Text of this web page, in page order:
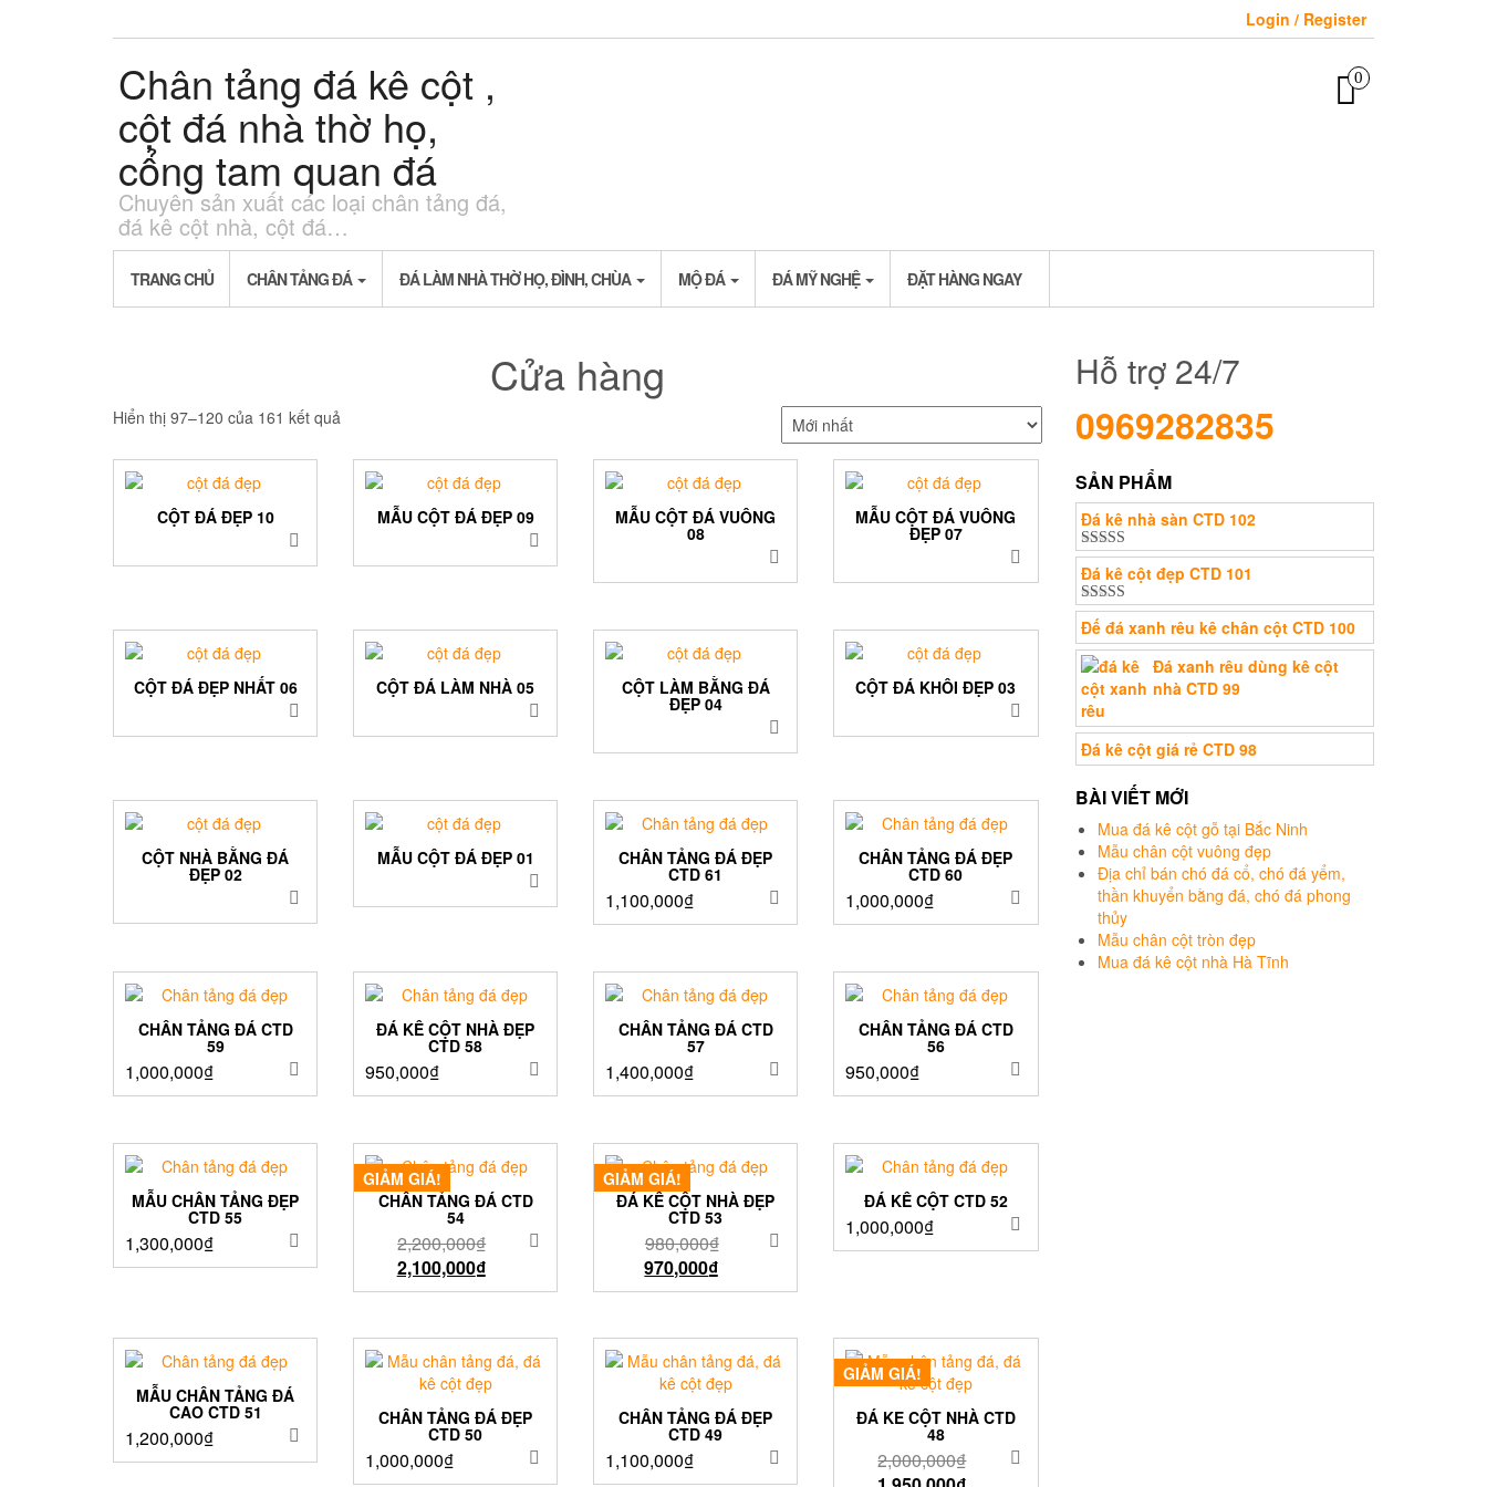
Login / Register
Chân tảng đá kê cột ,
cột đá nhà thờ họ,
cổng tam quan đá
Chuyên sản xuất các loại chân tảng đá,
đá kê cột nhà, cột đá…
0
TRANG CHỦ CHÂN TẢNG ĐÁ ĐÁ LÀM NHÀ THỜ HỌ, ĐÌNH, CHÙA MỘ ĐÁ ĐÁ MỸ NGHỆ ĐẶT HÀNG NGAY
Cửa hàng
Hiển thị 97–120 của 161 kết quả
CỘT ĐÁ ĐẸP 10 MẪU CỘT ĐÁ ĐẸP 09 MẪU CỘT ĐÁ VUÔNG
08
MẪU CỘT ĐÁ VUÔNG
ĐẸP 07
CỘT ĐÁ ĐẸP NHẤT 06 CỘT ĐÁ LÀM NHÀ 05 CỘT LÀM BẰNG ĐÁ
ĐẸP 04
CỘT ĐÁ KHÔI ĐẸP 03
CỘT NHÀ BẰNG ĐÁ
ĐẸP 02
MẪU CỘT ĐÁ ĐẸP 01 CHÂN TẢNG ĐÁ ĐẸP
CTD 61
1,100,000₫
CHÂN TẢNG ĐÁ ĐẸP
CTD 60
1,000,000₫
CHÂN TẢNG ĐÁ CTD
59
1,000,000₫
ĐÁ KÊ CỘT NHÀ ĐẸP
CTD 58
950,000₫
CHÂN TẢNG ĐÁ CTD
57
1,400,000₫
CHÂN TẢNG ĐÁ CTD
56
950,000₫
MẪU CHÂN TẢNG ĐẸP
CTD 55
1,300,000₫
GIẢM GIÁ!
CHÂN TẢNG ĐÁ CTD
54
2,200,000₫
2,100,000₫
GIẢM GIÁ!
ĐÁ KÊ CỘT NHÀ ĐẸP
CTD 53
980,000₫
970,000₫
ĐÁ KÊ CỘT CTD 52
1,000,000₫
MẪU CHÂN TẢNG ĐÁ
CAO CTD 51
1,200,000₫
CHÂN TẢNG ĐÁ ĐẸP
CTD 50
1,000,000₫
CHÂN TẢNG ĐÁ ĐẸP
CTD 49
1,100,000₫
GIẢM GIÁ!
ĐÁ KE CỘT NHÀ CTD
48
2,000,000₫
Hỗ trợ 24/7
0969282835
SẢN PHẨM
Đá kê nhà sàn CTD 102
Được xếp
hạng5.005
sao
Đá kê cột đẹp CTD 101
Được xếp
hạng5.005
sao
Đế đá xanh rêu kê chân cột CTD 100
Đá xanh rêu dùng kê cột
nhà CTD 99
Đá kê cột giá rẻ CTD 98
BÀI VIẾT MỚI
Mua đá kê cột gỗ tại Bắc Ninh
Mẫu chân cột vuông đẹp
Địa chỉ bán chó đá cổ, chó đá yểm,
thần khuyển bằng đá, chó đá phong
thủy
Mẫu chân cột tròn đẹp
Mua đá kê cột nhà Hà Tĩnh